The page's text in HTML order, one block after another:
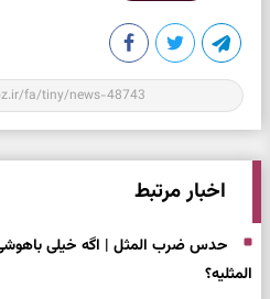
اخبار مرتبط
حدس ضرب المثل | اگه خیلی
المثلیه؟